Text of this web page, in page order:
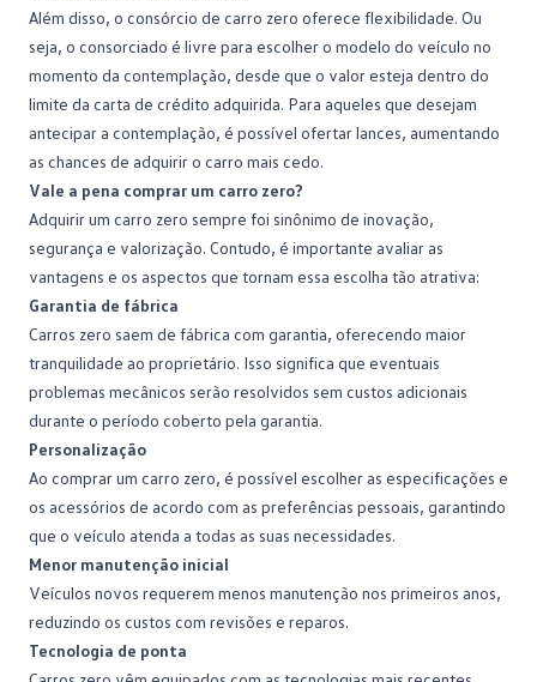
Além disso, o consórcio de carro zero oferece flexibilidade. Ou
seja, o consorciado é livre para escolher o modelo do veículo no
momento da contemplação, desde que o valor esteja dentro do
limite da carta de crédito adquirida. Para aqueles que desejam
antecipar a contemplação, é possível ofertar lances, aumentando
as chances de adquirir o carro mais cedo.
Vale a pena comprar um carro zero?
Adquirir um carro zero sempre foi sinônimo de inovação,
segurança e valorização. Contudo, é importante avaliar as
vantagens e os aspectos que tornam essa escolha tão atrativa:
Garantia de fábrica
Carros zero saem de fábrica com garantia, oferecendo maior
tranquilidade ao proprietário. Isso significa que eventuais
problemas mecânicos serão resolvidos sem custos adicionais
durante o período coberto pela garantia.
Personalização
Ao comprar um carro zero, é possível escolher as especificações e
os acessórios de acordo com as preferências pessoais, garantindo
que o veículo atenda a todas as suas necessidades.
Menor manutenção inicial
Veículos novos requerem menos manutenção nos primeiros anos,
reduzindo os custos com revisões e reparos.
Tecnologia de ponta